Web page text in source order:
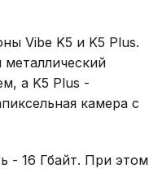
Vibe K5 и K5 Plus.
а K5 Plus -
камера с
- 16 Гбайт. При этом